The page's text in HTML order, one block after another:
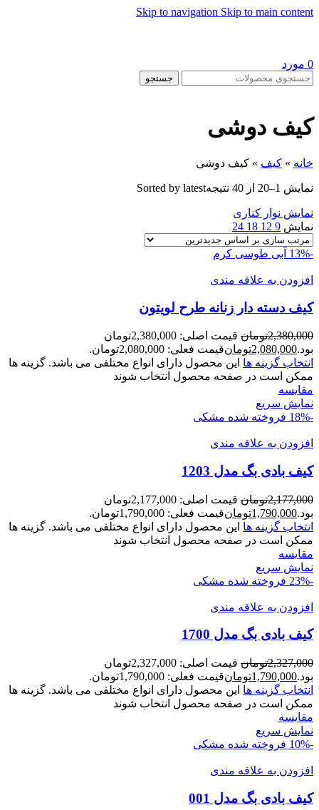
Skip to navigation Skip to main content
0 مورد
جستجو
کیف دوشی
خانه » کیف » کیف دوشی
نمایش 1–20 از 40 نتیجه Sorted by latest
نمایش نوار کناری
نمایش 9
12
18
24
-13% آبی طوسی کرم
افزودن به علاقه مندی
کیف دسته دار زنانه طرح لويتون
2,380,000تومان
قیمت اصلی: 2,380,000تومان
بود.2,080,000تومانقیمت فعلی: 2,080,000تومان.
انتخاب گزینه ها این محصول دارای انواع مختلفی می باشد. گزینه ها
ممکن است در صفحه محصول انتخاب شوند
مقايسه
نمایش سریع
-18%
فروخته شده مشکی
افزودن به علاقه مندی
کیف بادی بگ مدل 1203
2,177,000تومان
قیمت اصلی: 2,177,000تومان
بود.1,790,000تومانقیمت فعلی: 1,790,000تومان.
انتخاب گزینه ها این محصول دارای انواع مختلفی می باشد. گزینه ها
ممکن است در صفحه محصول انتخاب شوند
مقايسه
نمایش سریع
-23%
فروخته شده مشکی
افزودن به علاقه مندی
کیف بادی بگ مدل 1700
2,327,000تومان
قیمت اصلی: 2,327,000تومان
بود.1,790,000تومانقیمت فعلی: 1,790,000تومان.
انتخاب گزینه ها این محصول دارای انواع مختلفی می باشد. گزینه ها
ممکن است در صفحه محصول انتخاب شوند
مقايسه
نمایش سریع
-10%
فروخته شده مشکی
افزودن به علاقه مندی
کیف بادی بگ مدل 001